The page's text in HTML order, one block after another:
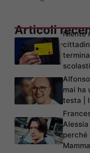
Articoli
Niente
mai ha
testa |
perché